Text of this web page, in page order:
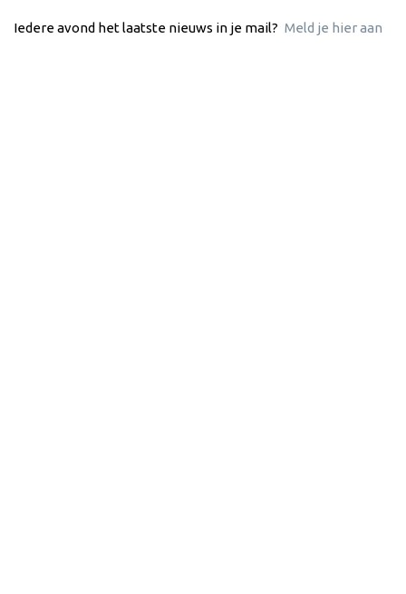
Iedere avond het laatste nieuws in je mail? Meld je hier aan